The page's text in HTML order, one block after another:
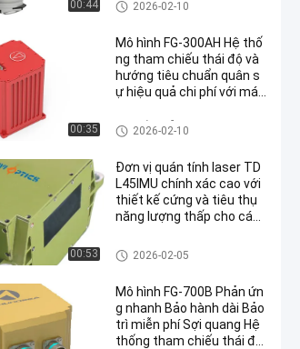
00:44
h
2026-02-10
00:35
Mô hình FG-300AH Hệ thố
ng tham chiếu thái độ và
hướng tiêu chuẩn quân s
ự hiệu quả chi phí với máy
Hệ thống dẫn đường quán tín
h
2026-02-10
00:53
Đơn vị quán tính laser TD
L45IMU chính xác cao với
thiết kế cứng và tiêu thụ
năng lượng thấp cho các
Đơn vị đo quán tính
2026-02-05
Mô hình FG-700B Phản ứn
g nhanh Bảo hành dài Bảo
trì miễn phí Sợi quang Hệ
thống tham chiếu thái độ